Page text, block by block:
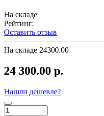
На складе
Рейтинг:
Оставить отзыв
На складе 24300.00
24 300.00 р.
Нашли дешевле?